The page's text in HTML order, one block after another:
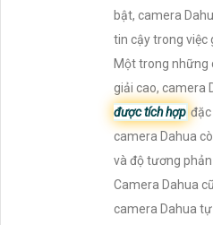
bật, camera
tin cậy trong việc
Một trong những
giải cao, camera
được tích hợp
camera Dahua
và độ tương
Camera Dahua
camera Dahua